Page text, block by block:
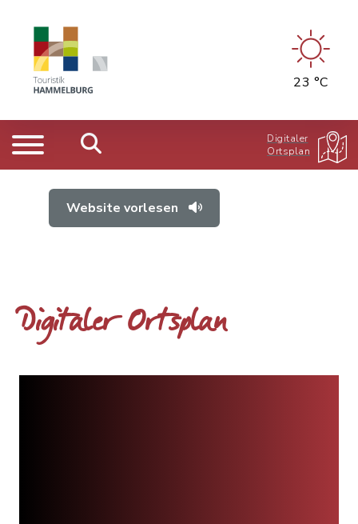
23 °C
Digitaler
Ortsplan
Website vorlesen
Digitaler Ortsplan